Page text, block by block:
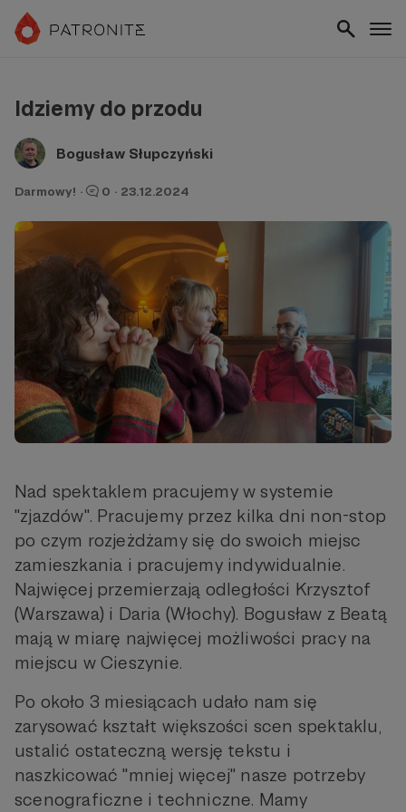
Idziemy do przodu
Bogusław Słupczyński
Darmowy! · 0 · 23.12.2024
Nad spektaklem pracujemy w systemie
"zjazdów". Pracujemy przez kilka dni non-stop
po czym rozjeżdżamy się do swoich miejsc
zamieszkania i pracujemy indywidualnie.
Najwięcej przemierzają odległości Krzysztof
(Warszawa) i Daria (Włochy). Bogusław z Beatą
mają w miarę najwięcej możliwości pracy na
miejscu w Cieszynie.
Po około 3 miesiącach udało nam się
zarysować kształt większości scen spektaklu,
ustalić ostateczną wersję tekstu i
naszkicować "mniej więcej" nasze potrzeby
scenograficzne i techniczne. Mamy